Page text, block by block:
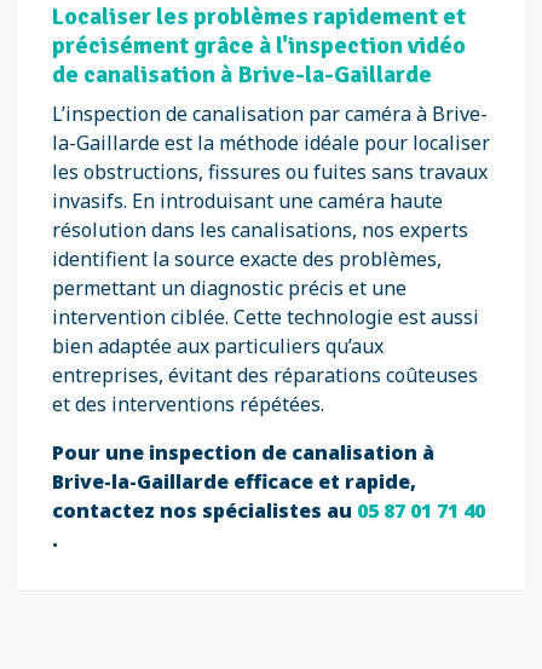
Localiser les problèmes rapidement et
précisément grâce à l'inspection vidéo
de canalisation à Brive-la-Gaillarde
L’inspection de canalisation par caméra à Brive-
la-Gaillarde est la méthode idéale pour localiser
les obstructions, fissures ou fuites sans travaux
invasifs. En introduisant une caméra haute
résolution dans les canalisations, nos experts
identifient la source exacte des problèmes,
permettant un diagnostic précis et une
intervention ciblée. Cette technologie est aussi
bien adaptée aux particuliers qu’aux
entreprises, évitant des réparations coûteuses
et des interventions répétées.
Pour une inspection de canalisation à
Brive-la-Gaillarde efficace et rapide,
contactez nos spécialistes au 05 87 01 71 40
.